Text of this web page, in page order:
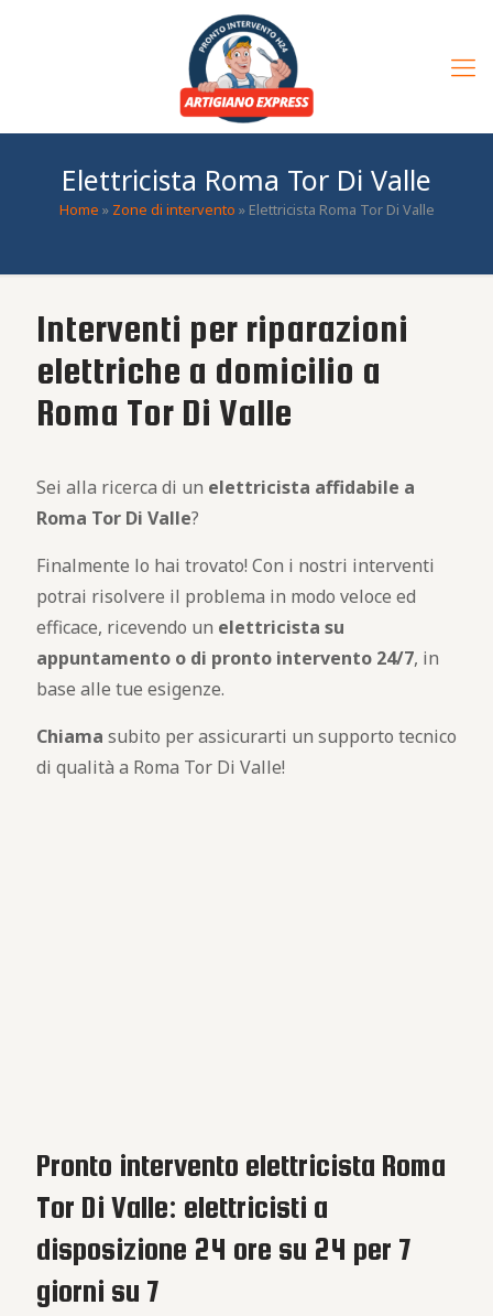
Elettricista Roma Tor Di Valle
Home » Zone di intervento » Elettricista Roma Tor Di Valle
Interventi per riparazioni
elettriche a domicilio a
Roma Tor Di Valle
Sei alla ricerca di un elettricista affidabile a
Roma Tor Di Valle?
Finalmente lo hai trovato! Con i nostri interventi
potrai risolvere il problema in modo veloce ed
efficace, ricevendo un elettricista su
appuntamento o di pronto intervento 24/7, in
base alle tue esigenze.
Chiama subito per assicurarti un supporto tecnico
di qualità a Roma Tor Di Valle!
Pronto intervento elettricista Roma
Tor Di Valle: elettricisti a
disposizione 24 ore su 24 per 7
giorni su 7